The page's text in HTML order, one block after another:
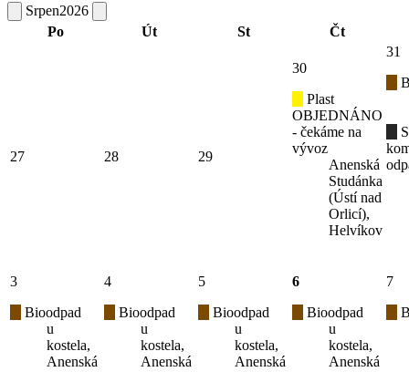
Srpen2026
Po
Út St Čt
27 28 29
30
Plast
OBJEDNÁNO
- čekáme na
vývoz
Anenská
Studánka
(Ústí nad
Orlicí),
Helvíkov
31
3
Bioodpad
u
kostela,
Anenská
4
Bioodpad
u
kostela,
Anenská
5
Bioodpad
u
kostela,
Anenská
6
Bioodpad
u
kostela,
Anenská
7